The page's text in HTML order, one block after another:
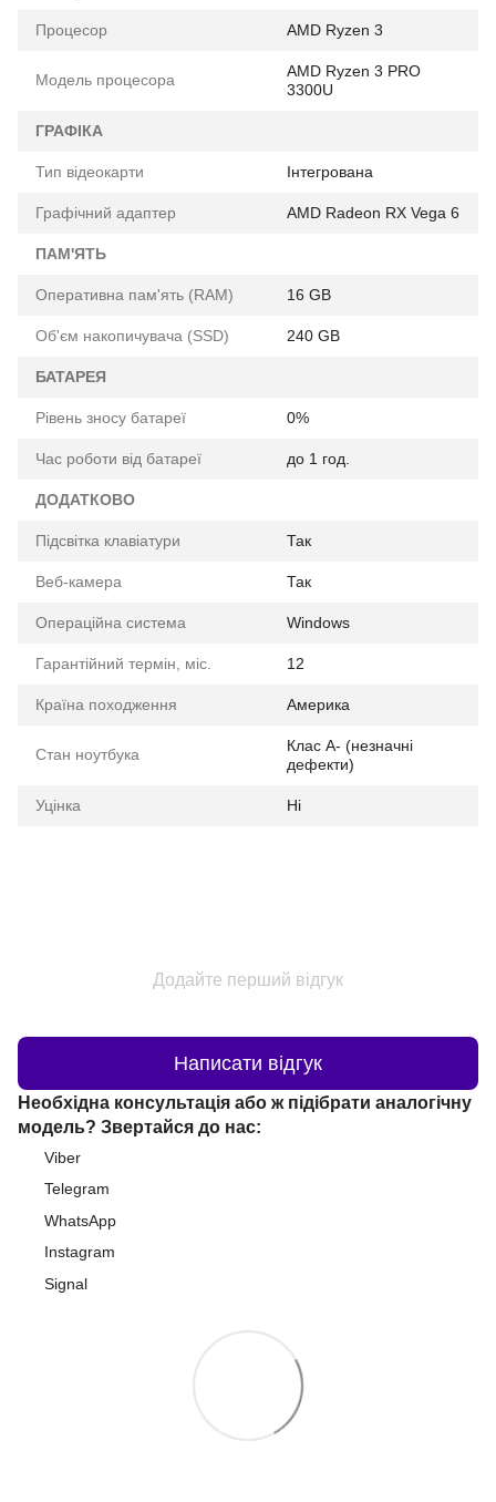
Процесор AMD Ryzen 3
Модель процесора
AMD Ryzen 3 PRO
3300U
ГРАФІКА
Тип відеокарти Інтегрована
Графічний адаптер AMD Radeon RX Vega 6
ПАМ'ЯТЬ
Оперативна пам'ять (RAM) 16 GB
Об'єм накопичувача (SSD) 240 GB
БАТАРЕЯ
Рівень зносу батареї 0%
Час роботи від батареї до 1 год.
ДОДАТКОВО
Підсвітка клавіатури Так
Веб-камера Так
Операційна система Windows
Гарантійний термін, міс. 12
Країна походження Америка
Стан ноутбука
Клас A- (незначні
дефекти)
Уцінка Ні
Додайте перший відгук
Написати відгук
Необхідна консультація або ж підібрати аналогічну
модель? Звертайся до нас:
Viber
Telegram
WhatsApp
Instagram
Signal